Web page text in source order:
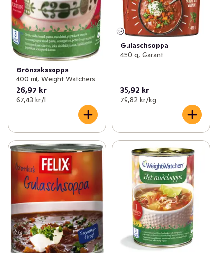
Grönsakssoppa
400 ml, Weight Watchers
26,97 kr
67,43 kr /l
Gulaschsoppa
450 g, Garant
35,92 kr
79,82 kr /kg